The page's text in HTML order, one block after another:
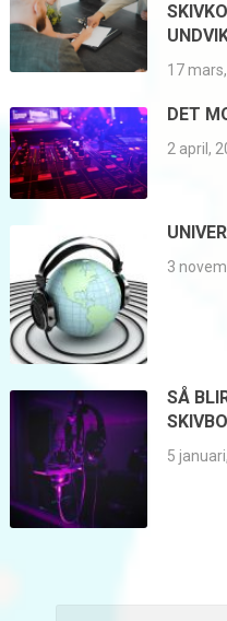
17
DET
2 april,
3
SÅ
5